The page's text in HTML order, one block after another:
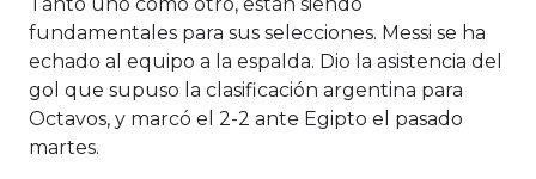
fundamentales para sus selecciones. Messi se ha
echado al equipo a la espalda. Dio la asistencia del
gol que supuso la clasificación argentina para
Octavos, y marcó el 2-2 ante Egipto el pasado
martes.